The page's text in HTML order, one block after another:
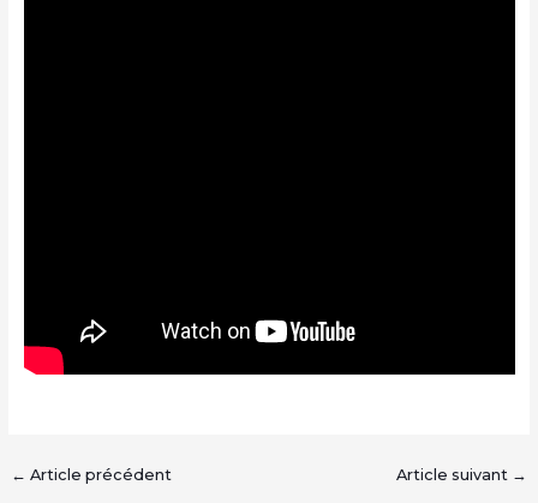
← Article précédent Article suivant →